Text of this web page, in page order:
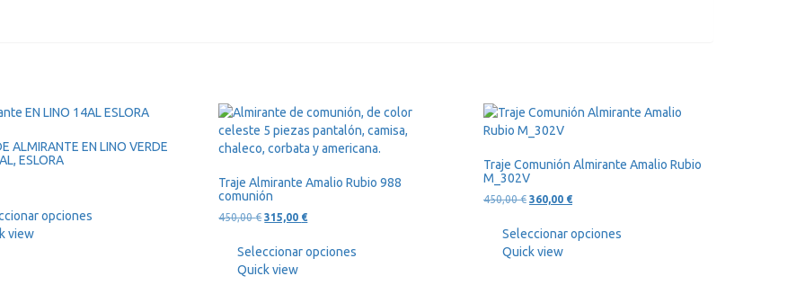
ALMIRANTE EN LINO VERDE
ESLORA
opciones
view
Traje Almirante Amalio Rubio 988
comunión
450,00€ El
original
era:
450,00 €.
315,00 €El
actual
es:
Seleccionar opciones
Quick view
Traje Comunión Almirante Amalio Rubio
M_302V
450,00€ El
original
era:
450,00 €.
360,00 €El
actual
es:
Seleccionar opciones
Quick view